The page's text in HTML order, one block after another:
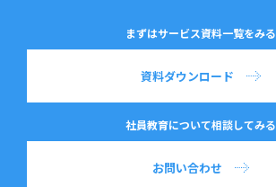
まずはサービス資料一覧をみる
資料ダウンロード
社員教育について相談してみる
お問い合わせ